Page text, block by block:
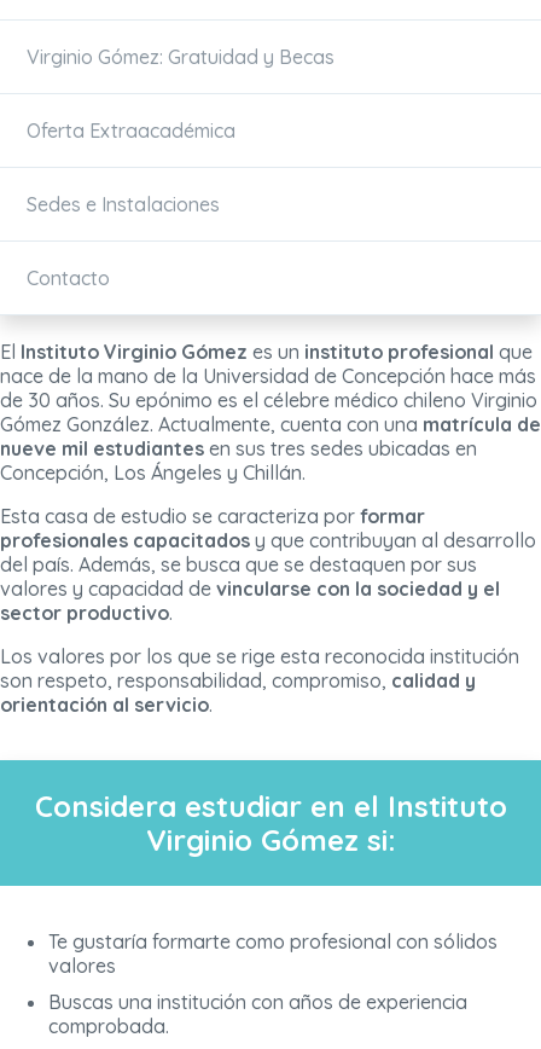
Virginio Gómez: Gratuidad y Becas
Oferta Extraacadémica
Sedes e Instalaciones
Contacto
El Instituto Virginio Gómez es un instituto profesional que
nace de la mano de la Universidad de Concepción hace más
de 30 años. Su epónimo es el célebre médico chileno Virginio
Gómez González. Actualmente, cuenta con una matrícula de
nueve mil estudiantes en sus tres sedes ubicadas en
Concepción, Los Ángeles y Chillán.
Esta casa de estudio se caracteriza por formar
profesionales capacitados y que contribuyan al desarrollo
del país. Además, se busca que se destaquen por sus
valores y capacidad de vincularse con la sociedad y el
sector productivo.
Los valores por los que se rige esta reconocida institución
son respeto, responsabilidad, compromiso, calidad y
orientación al servicio.
Considera estudiar en el Instituto
Virginio Gómez si:
Te gustaría formarte como profesional con sólidos
valores
Buscas una institución con años de experiencia
comprobada.